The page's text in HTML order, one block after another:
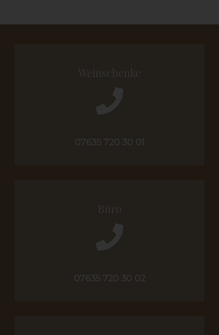
Weinschenke
07635 720 30 01
Büro
07635 720 30 02